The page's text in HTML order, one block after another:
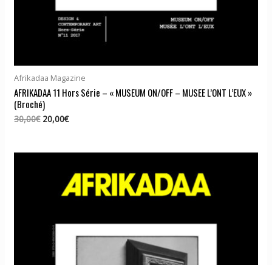
Afrikadaa Magazine
AFRIKADAA 11 Hors Série – « MUSEUM ON/OFF – MUSEE L’ONT L’EUX »
(Broché)
30,00€ Le
était :
20,00€Le
est :